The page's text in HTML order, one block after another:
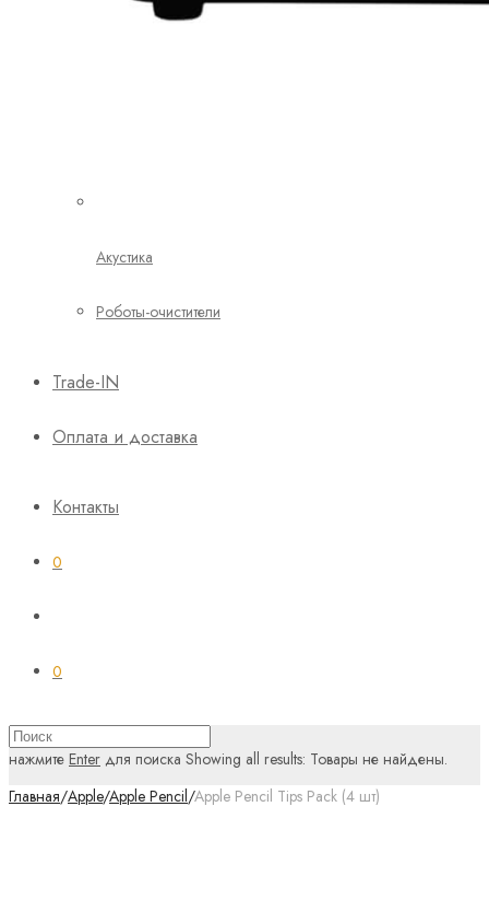
Акустика
Роботы-очистители
Trade-IN
Оплата и доставка
Контакты
0
0
нажмите Enter для поиска Showing all results: Товары не найдены.
Главная/Apple/Apple Pencil/Apple Pencil Tips Pack (4 шт)